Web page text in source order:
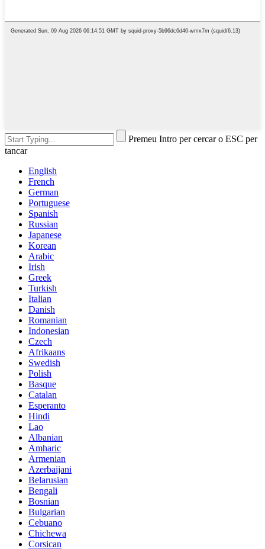
Premeu Intro per cercar o ESC per
tancar
English
French
German
Portuguese
Spanish
Russian
Japanese
Korean
Arabic
Irish
Greek
Turkish
Italian
Danish
Romanian
Indonesian
Czech
Afrikaans
Swedish
Polish
Basque
Catalan
Esperanto
Hindi
Lao
Albanian
Amharic
Armenian
Azerbaijani
Belarusian
Bengali
Bosnian
Bulgarian
Cebuano
Chichewa
Corsican